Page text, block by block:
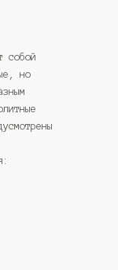
собой
но